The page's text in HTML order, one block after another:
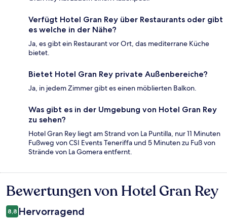
Verfügt Hotel Gran Rey über Restaurants oder gibt
es welche in der Nähe?
Ja, es gibt ein Restaurant vor Ort, das mediterrane Küche
bietet.
Bietet Hotel Gran Rey private Außenbereiche?
Ja, in jedem Zimmer gibt es einen möblierten Balkon.
Was gibt es in der Umgebung von Hotel Gran Rey
zu sehen?
Hotel Gran Rey liegt am Strand von La Puntilla, nur 11 Minuten
Fußweg von CSI Events Teneriffa und 5 Minuten zu Fuß von
Strände von La Gomera entfernt.
Bewertungen
Bewertungen von Hotel Gran Rey
8,8 Hervorragend